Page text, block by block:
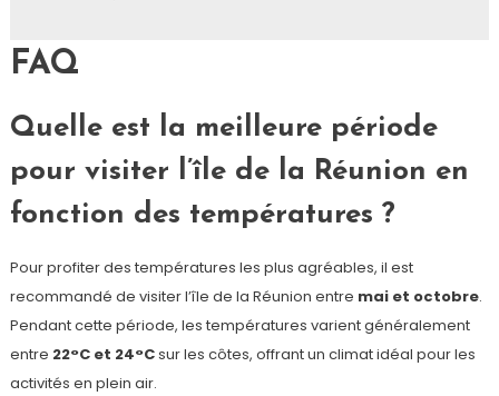
FAQ
Quelle est la meilleure période
pour visiter l’île de la Réunion en
fonction des températures ?
Pour profiter des températures les plus agréables, il est
recommandé de visiter l’île de la Réunion entre mai et octobre.
Pendant cette période, les températures varient généralement
entre 22°C et 24°Csur les côtes, offrant un climat idéal pour les
activités en plein air.